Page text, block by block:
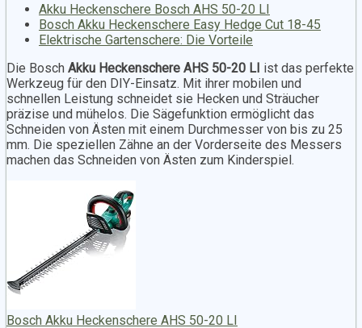
Akku Heckenschere Bosch AHS 50-20 LI
Bosch Akku Heckenschere Easy Hedge Cut 18-45
Elektrische Gartenschere: Die Vorteile
Die Bosch Akku Heckenschere AHS 50-20 LI ist das perfekte
Werkzeug für den DIY-Einsatz. Mit ihrer mobilen und
schnellen Leistung schneidet sie Hecken und Sträucher
präzise und mühelos. Die Sägefunktion ermöglicht das
Schneiden von Ästen mit einem Durchmesser von bis zu 25
mm. Die speziellen Zähne an der Vorderseite des Messers
machen das Schneiden von Ästen zum Kinderspiel.
Bosch Akku Heckenschere AHS 50-20 LI